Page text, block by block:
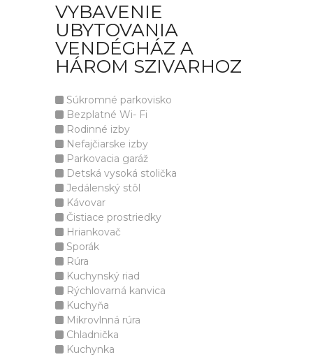
VYBAVENIE
UBYTOVANIA
VENDÉGHÁZ A
HÁROM SZIVARHOZ
Súkromné parkovisko
Bezplatné Wi- Fi
Rodinné izby
Nefajčiarske izby
Parkovacia garáž
Detská vysoká stolička
Jedálenský stôl
Kávovar
Čistiace prostriedky
Hriankovač
Sporák
Rúra
Kuchynský riad
Rýchlovarná kanvica
Kuchyňa
Mikrovlnná rúra
Chladnička
Kuchynka